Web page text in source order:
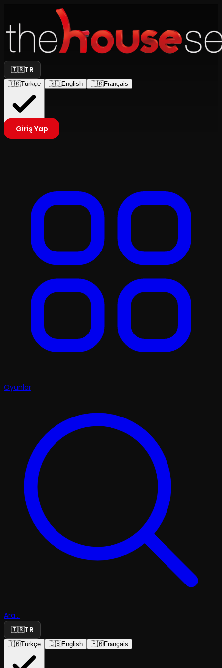
🇹🇷TR
🇹🇷Türkçe 🇬🇧English 🇫🇷Français
Giriş Yap
Oyunlar
Ara...
🇹🇷TR
🇹🇷Türkçe 🇬🇧English 🇫🇷Français